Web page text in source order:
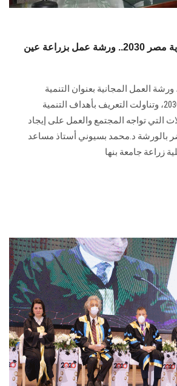
التنمية المستدامة ورؤية مصر 2030.. ورشة عمل بزراعة عين
العمل المجانية بعنوان التنمية
المستدامة ورؤية مصر 2030، وتناولت التعريف بأهداف التنمية
التي تواجه المجتمع والعمل على إيجاد
بالورشة د.محمد بسيوني أستاذ مساعد
زراعة جامعة بنها